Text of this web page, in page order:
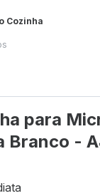
Cozinha
para
Branco -